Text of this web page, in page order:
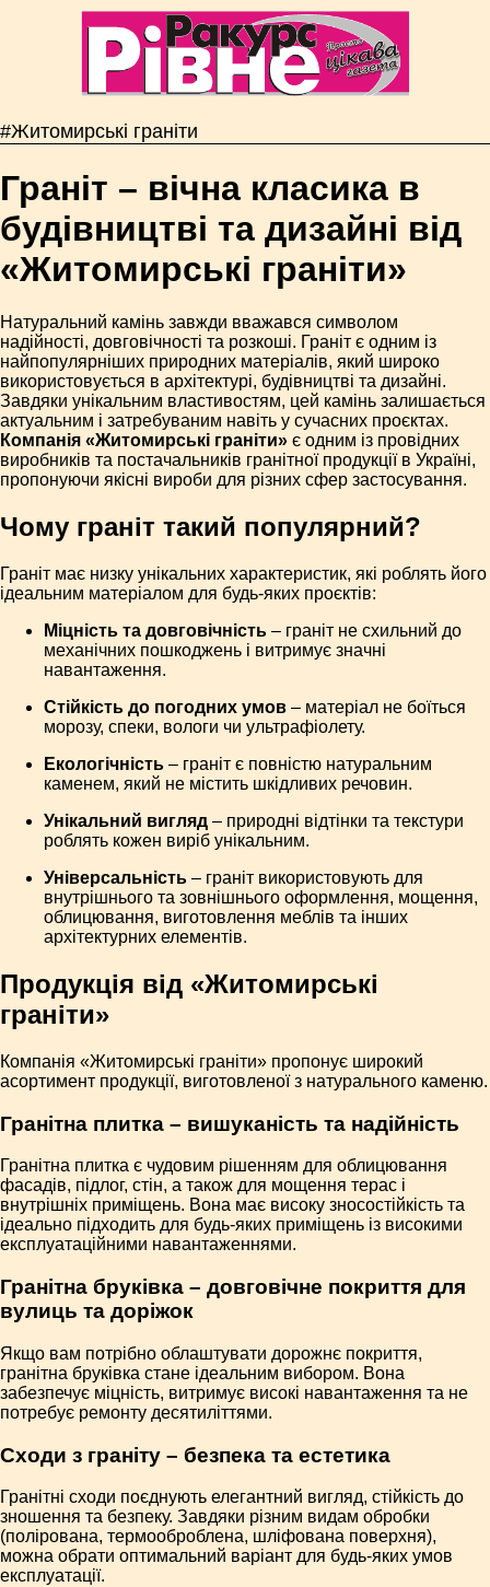
#Житомирські граніти
Граніт – вічна класика в
будівництві та дизайні від
«Житомирські граніти»
Натуральний камінь завжди вважався символом
надійності, довговічності та розкоші. Граніт є одним із
найпопулярніших природних матеріалів, який широко
використовується в архітектурі, будівництві та дизайні.
Завдяки унікальним властивостям, цей камінь залишається
актуальним і затребуваним навіть у сучасних проєктах.
Компанія «Житомирські граніти» є одним із провідних
виробників та постачальників гранітної продукції в Україні,
пропонуючи якісні вироби для різних сфер застосування.
Чому граніт такий популярний?
Граніт має низку унікальних характеристик, які роблять його
ідеальним матеріалом для будь-яких проєктів:
Міцність та довговічність – граніт не схильний до
механічних пошкоджень і витримує значні
навантаження.
Стійкість до погодних умов – матеріал не боїться
морозу, спеки, вологи чи ультрафіолету.
Екологічність – граніт є повністю натуральним
каменем, який не містить шкідливих речовин.
Унікальний вигляд – природні відтінки та текстури
роблять кожен виріб унікальним.
Універсальність – граніт використовують для
внутрішнього та зовнішнього оформлення, мощення,
облицювання, виготовлення меблів та інших
архітектурних елементів.
Продукція від «Житомирські
граніти»
Компанія «Житомирські граніти» пропонує широкий
асортимент продукції, виготовленої з натурального каменю.
Гранітна плитка – вишуканість та надійність
Гранітна плитка є чудовим рішенням для облицювання
фасадів, підлог, стін, а також для мощення терас і
внутрішніх приміщень. Вона має високу зносостійкість та
ідеально підходить для будь-яких приміщень із високими
експлуатаційними навантаженнями.
Гранітна бруківка – довговічне покриття для
вулиць та доріжок
Якщо вам потрібно облаштувати дорожнє покриття,
гранітна бруківка стане ідеальним вибором. Вона
забезпечує міцність, витримує високі навантаження та не
потребує ремонту десятиліттями.
Сходи з граніту – безпека та естетика
Гранітні сходи поєднують елегантний вигляд, стійкість до
зношення та безпеку. Завдяки різним видам обробки
(полірована, термооброблена, шліфована поверхня),
можна обрати оптимальний варіант для будь-яких умов
експлуатації.